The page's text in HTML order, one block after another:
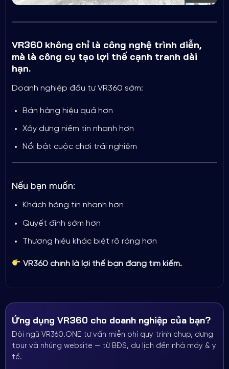
VR360 không chỉ là công nghệ trình diễn,
mà là công cụ tạo lợi thế cạnh tranh dài
hạn.
Doanh nghiệp đầu tư VR360 sớm:
Bán hàng hiệu quả hơn
Xây dựng niềm tin nhanh hơn
Nổi bật cuộc chơi trải nghiệm
Nếu bạn muốn:
Khách hàng tin nhanh hơn
Quyết định sớm hơn
Thương hiệu khác biệt rõ ràng hơn
VR360 chính là lợi thế bạn đang tìm kiếm.
Ứng dụng VR360 cho doanh nghiệp của bạn?
Đội ngũ VR360.ONE tư vấn miễn phí quy trình chụp, dựng
tour và nhúng website — từ BĐS, du lịch đến nhà máy & y
tế.